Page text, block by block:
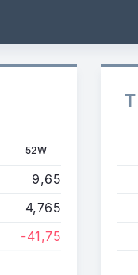
52W
9,65
4,765
-41,75